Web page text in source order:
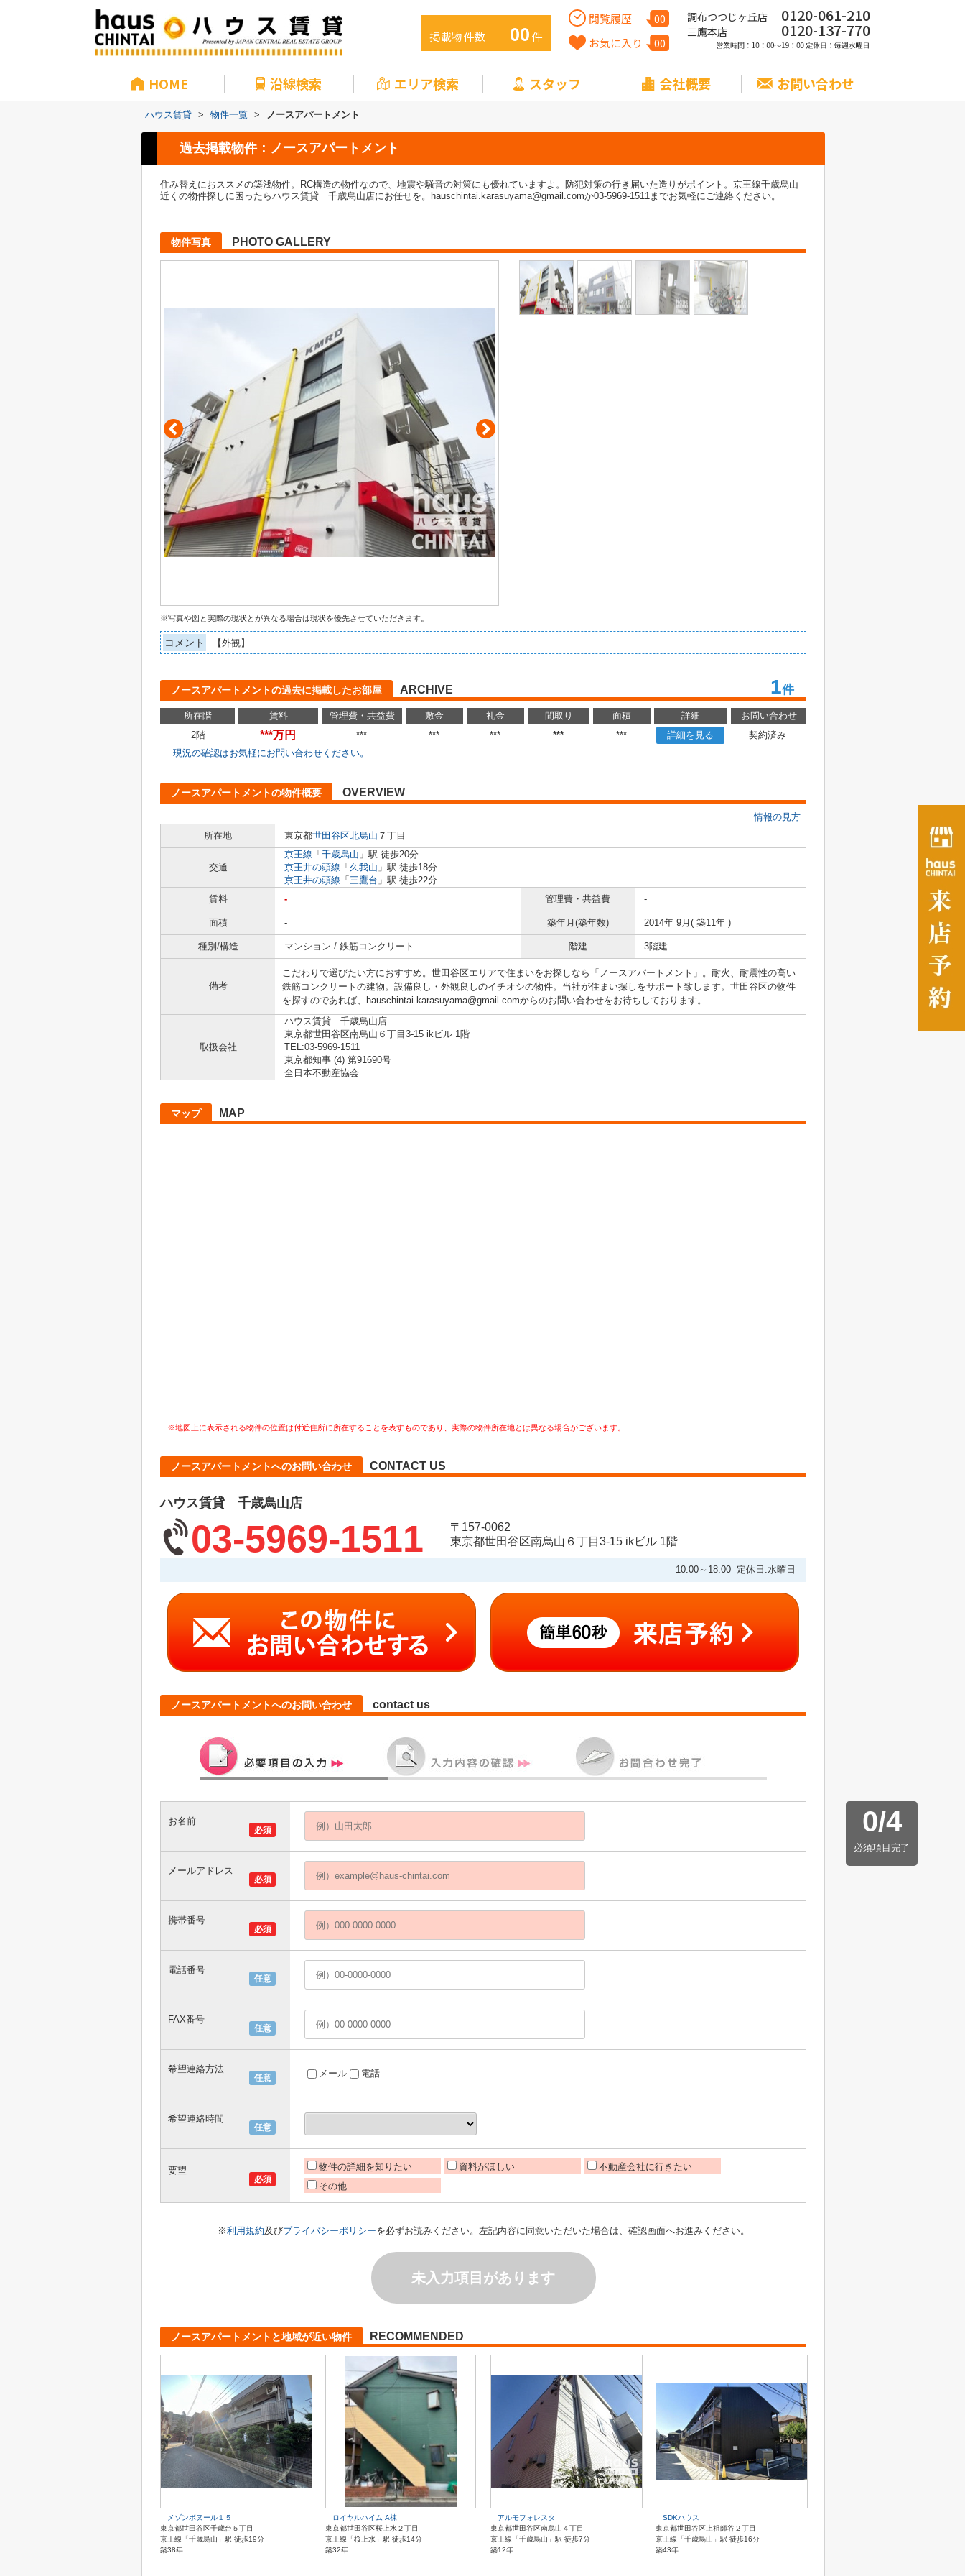
掲載物件数 00件
閲覧履歴
00
お気に入り
00
調布つつじヶ丘店 0120-061-210
三鷹本店 0120-137-770
HOME 沿線検索 エリア検索 スタッフ 会社概要 お問い合わせ
ハウス賃貸 > 物件一覧 > ノースアパートメント
過去掲載物件：ノースアパートメント
住み替えにおススメの築浅物件。RC構造の物件なので、地震や騒音の対策にも優れていますよ。防犯対策の行き届いた造りがポイント。京王線千歳烏山
近くの物件探しに困ったらハウス賃貸 千歳烏山店にお任せを。hauschintai.karasuyama@gmail.comか03-5969-1511までお気軽にご連絡ください。
物件写真 PHOTO GALLERY
※写真や図と実際の現状とが異なる場合は現状を優先させていただきます。
コメント 【外観】
ノースアパートメントの過去に掲載したお部屋 ARCHIVE 1件
所在階 賃料 管理費・共益費 敷金 礼金 間取り 面積 詳細
お問い合わせ
2階
***万円 *** *** *** *** *** 詳細を見る
契約済み
現況の確認はお気軽にお問い合わせください。
ノースアパートメントの物件概要 OVERVIEW
情報の見方
所在地
東京都世田谷区北烏山 ７丁目
交通
京王線 「 千歳烏山 」駅 徒歩20分
京王井の頭線 「 久我山 」駅 徒歩18分
京王井の頭線 「 三鷹台 」駅 徒歩22分
賃料
- 管理費・共益費 -
面積 - 築年月(築年数) 2014年 9月( 築11年 )
種別/構造 マンション / 鉄筋コンクリート 階建 3階建
備考
こだわりで選びたい方におすすめ。世田谷区エリアで住まいをお探しなら「ノースアパートメント」。耐火、耐震性の高い
鉄筋コンクリートの建物。設備良し・外観良しのイチオシの物件。当社が住まい探しをサポート致します。世田谷区の物件
を探すのであれば、hauschintai.karasuyama@gmail.comからのお問い合わせをお待ちしております。
取扱会社
ハウス賃貸 千歳烏山店
東京都世田谷区南烏山６丁目3-15 ikビル 1階
TEL:03-5969-1511
東京都知事 (4) 第91690号
全日本不動産協会
マップ MAP
※地図上に表示される物件の位置は付近住所に所在することを表すものであり、実際の物件所在地とは異なる場合がございます。
ノースアパートメントへのお問い合わせ CONTACT US
ハウス賃貸 千歳烏山店
03-5969-1511
〒157-0062
東京都世田谷区南烏山６丁目3-15 ikビル 1階
10:00～18:00 定休日:水曜日
ノースアパートメントへのお問い合わせ contact us
0/4
必須項目完了
必須
お名前
必須
メールアドレス
必須
携帯番号
任意
電話番号
任意
FAX番号
任意
希望連絡方法 メール 電話
任意
希望連絡時間
必須
要望 物件の詳細を知りたい 資料がほしい
不動産会社に行きたい
その他
※利用規約及びプライバシーポリシーを必ずお読みください。左記内容に同意いただいた場合は、確認画面へお進みください。
未入力項目があります
ノースアパートメントと地域が近い物件 RECOMMENDED
メゾンボヌール１５
東京都世田谷区千歳台５丁目
京王線「千歳烏山」駅 徒歩19分
築38年
ロイヤルハイム A棟
東京都世田谷区桜上水２丁目
京王線「桜上水」駅 徒歩14分
築32年
アルモフォレスタ
東京都世田谷区南烏山４丁目
京王線「千歳烏山」駅 徒歩7分
築12年
SDKハウス
東京都世田谷区上祖師谷２丁目
京王線「千歳烏山」駅 徒歩16分
築43年